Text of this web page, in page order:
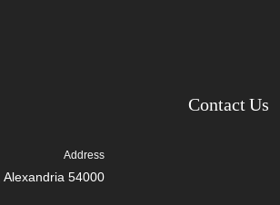
Contact Us
Address
Alexandria 54000